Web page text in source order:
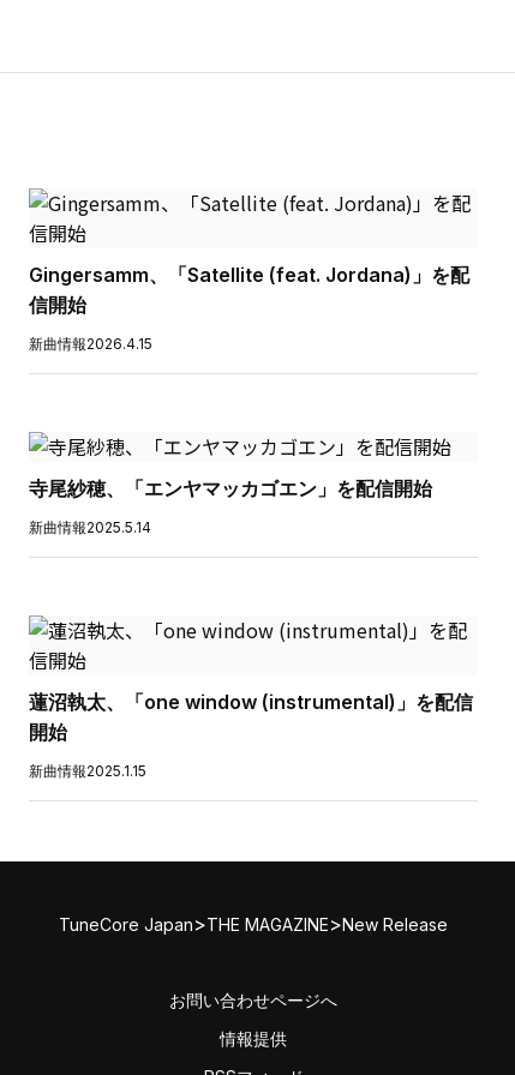
Gingersamm、「Satellite (feat. Jordana)」を配
信開始
新曲情報2026.4.15
寺尾紗穂、「エンヤマッカゴエン」を配信開始
新曲情報2025.5.14
蓮沼執太、「one window (instrumental)」を配信
開始
新曲情報2025.1.15
TuneCore Japan>THE MAGAZINE>New Release
お問い合わせページへ
情報提供